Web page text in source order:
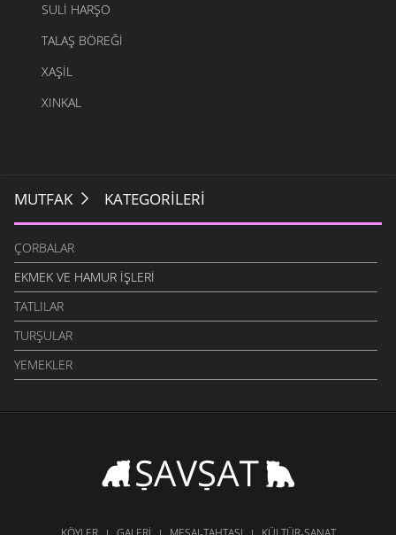
SULI HARŞO
TALAŞ BÖREĞI
XAŞIL
XINKAL
MUTFAK KATEGORILERI
ÇORBALAR
EKMEK VE HAMUR İŞLERI
TATLILAR
TURŞULAR
YEMEKLER